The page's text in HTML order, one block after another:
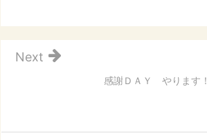
感謝ＤＡＹ やります！
Next